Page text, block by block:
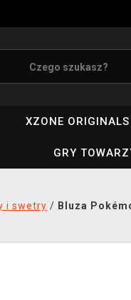
XZONE ORIGINALS
GRY
i swetry / Bluza